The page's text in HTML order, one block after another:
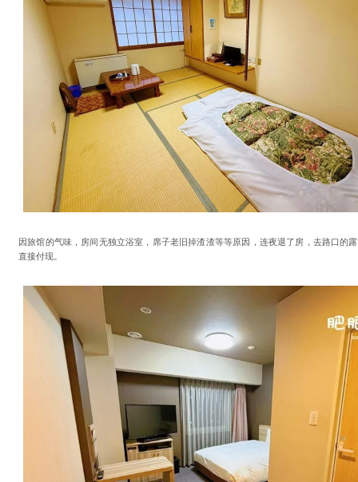
因旅馆的气味，房间无独立浴室，席子老旧掉渣渣等等原因，连夜退了房，去路口的
直接付现。